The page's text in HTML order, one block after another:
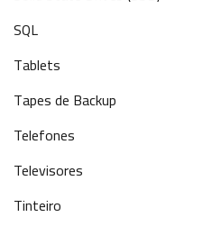
SQL
Tablets
Tapes de Backup
Telefones
Televisores
Tinteiro